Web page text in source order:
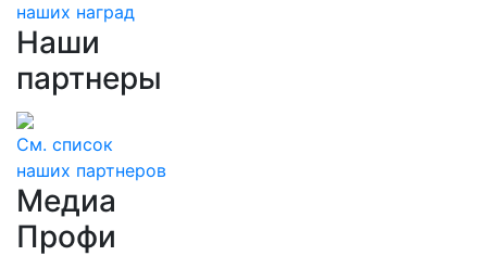
наших наград
Наши
партнеры
См. список
наших партнеров
Медиа
Профи